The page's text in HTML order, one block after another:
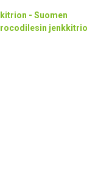
- Suomen
jenkkitrio